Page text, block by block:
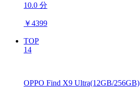
10.0 分
￥4399
TOP
14
OPPO Find X9 Ultra(12GB/256GB)